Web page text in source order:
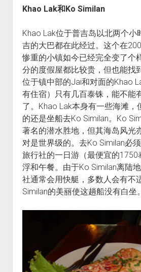
Khao Lak和Ko Similan
Khao Lak位于普吉岛以北两个小
吉的大巴都在此经过。这个在
惨重的小镇如今已经完全变了个
分的度假屋都比较贵，但也能找
位于镇中部的Jai和对面的Khao
有住宿）只有几百泰铢，能不能
了。Khao Lak本身有一些海滩，
的还是坐船去Ko Similan。Ko
著名的潜水胜地，但其海岛风光
对是世界级的。去Ko Similan必
旅行社的一日游（最便宜的
浮和午餐。由于Ko Similan离陆
社通常会用快艇，多数人会有不
Similan的美丽使这趟船没有白坐。